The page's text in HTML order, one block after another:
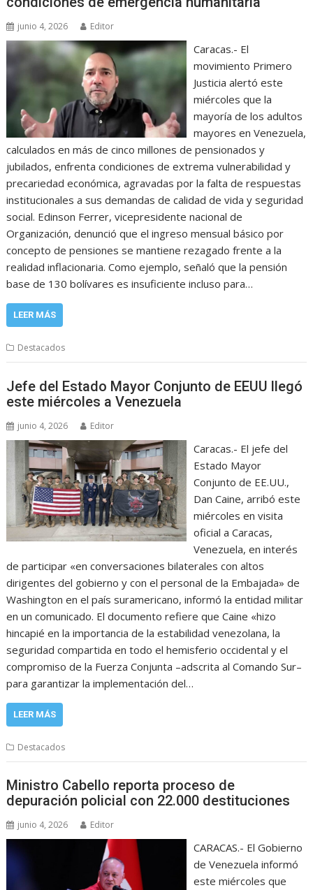
junio 4, 2026 Editor
Caracas.- El
movimiento Primero
Justicia alertó este
miércoles que la
mayoría de los adultos
mayores en Venezuela,
calculados en más de cinco millones de pensionados y
jubilados, enfrenta condiciones de extrema vulnerabilidad y
precariedad económica, agravadas por la falta de respuestas
institucionales a sus demandas de calidad de vida y seguridad
social. Edinson Ferrer, vicepresidente nacional de
Organización, denunció que el ingreso mensual básico por
concepto de pensiones se mantiene rezagado frente a la
realidad inflacionaria. Como ejemplo, señaló que la pensión
base de 130 bolívares es insuficiente incluso para…
LEER MÁS
Destacados
Jefe del Estado Mayor Conjunto de EEUU llegó
este miércoles a Venezuela
junio 4, 2026 Editor
Caracas.- El jefe del
Estado Mayor
Conjunto de EE.UU.,
Dan Caine, arribó este
miércoles en visita
oficial a Caracas,
Venezuela, en interés
de participar «en conversaciones bilaterales con altos
dirigentes del gobierno y con el personal de la Embajada» de
Washington en el país suramericano, informó la entidad militar
en un comunicado. El documento refiere que Caine «hizo
hincapié en la importancia de la estabilidad venezolana, la
seguridad compartida en todo el hemisferio occidental y el
compromiso de la Fuerza Conjunta –adscrita al Comando Sur–
para garantizar la implementación del…
LEER MÁS
Destacados
Ministro Cabello reporta proceso de
depuración policial con 22.000 destituciones
junio 4, 2026 Editor
CARACAS.- El Gobierno
de Venezuela informó
este miércoles que